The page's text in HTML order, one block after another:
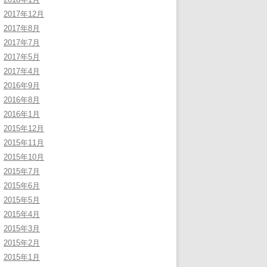
2017年12月
2017年8月
2017年7月
2017年5月
2017年4月
2016年9月
2016年8月
2016年1月
2015年12月
2015年11月
2015年10月
2015年7月
2015年6月
2015年5月
2015年4月
2015年3月
2015年2月
2015年1月